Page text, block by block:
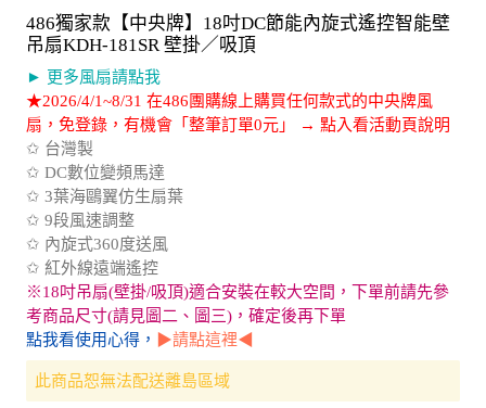
吊扇KDH-181SR 壁掛／吸頂
► 更多風扇請點我
★2026/4/1~8/31 在486團購線上購買任何款式的中央牌風
扇，免登錄，有機會「整筆訂單0元」 → 點入看活動頁說明
✩ 台灣製
✩ DC數位變頻馬達
✩ 3葉海鷗翼仿生扇葉
✩ 9段風速調整
✩ 內旋式360度送風
✩ 紅外線遠端遙控
※18吋吊扇(壁掛/吸頂)適合安裝在較大空間，下單前請先參
考商品尺寸(請見圖二、圖三)，確定後再下單
點我看使用心得，▶請點這裡◀
此商品恕無法配送離島區域